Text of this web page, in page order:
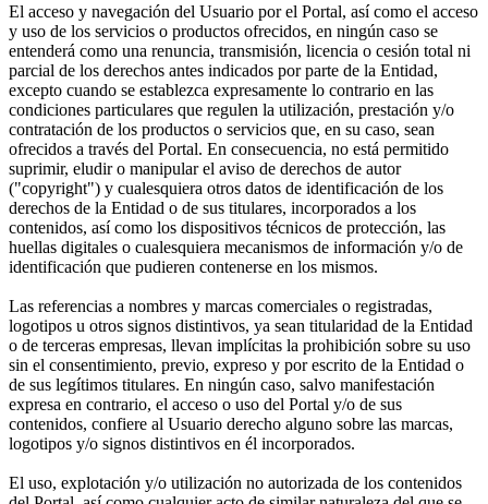
El acceso y navegación del Usuario por el Portal, así como el acceso
y uso de los servicios o productos ofrecidos, en ningún caso se
entenderá como una renuncia, transmisión, licencia o cesión total ni
parcial de los derechos antes indicados por parte de la Entidad,
excepto cuando se establezca expresamente lo contrario en las
condiciones particulares que regulen la utilización, prestación y/o
contratación de los productos o servicios que, en su caso, sean
ofrecidos a través del Portal. En consecuencia, no está permitido
suprimir, eludir o manipular el aviso de derechos de autor
("copyright") y cualesquiera otros datos de identificación de los
derechos de la Entidad o de sus titulares, incorporados a los
contenidos, así como los dispositivos técnicos de protección, las
huellas digitales o cualesquiera mecanismos de información y/o de
identificación que pudieren contenerse en los mismos.
Las referencias a nombres y marcas comerciales o registradas,
logotipos u otros signos distintivos, ya sean titularidad de la Entidad
o de terceras empresas, llevan implícitas la prohibición sobre su uso
sin el consentimiento, previo, expreso y por escrito de la Entidad o
de sus legítimos titulares. En ningún caso, salvo manifestación
expresa en contrario, el acceso o uso del Portal y/o de sus
contenidos, confiere al Usuario derecho alguno sobre las marcas,
logotipos y/o signos distintivos en él incorporados.
El uso, explotación y/o utilización no autorizada de los contenidos